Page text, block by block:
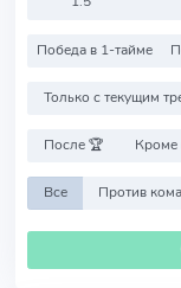
Победа в 1-тайме
Только с текущим
После 🏆 Кроме
Все